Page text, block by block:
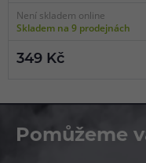
doplněné o esenci exotické
guavy. K oběma ovocným
chladivost díky přítomnosti
mimořádně osvěžující.
Není skladem online
Skladem na 9 prodejnách
349 Kč
Pomůžeme